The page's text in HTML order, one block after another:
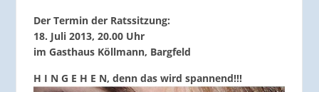
Der Termin der Ratssitzung:
18. Juli 2013, 20.00 Uhr
im Gasthaus Köllmann, Bargfeld
H I N G E H E N, denn das wird spannend!!!